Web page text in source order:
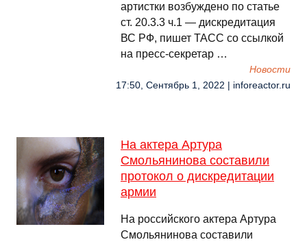
артистки возбуждено по статье
ст. 20.3.3 ч.1 — дискредитация
ВС РФ, пишет ТАСС со ссылкой
на пресс-секретар …
Новости
17:50, Сентябрь 1, 2022 | inforeactor.ru
На актера Артура
Смольянинова составили
протокол о дискредитации
армии
На российского актера Артура
Смольянинова составили